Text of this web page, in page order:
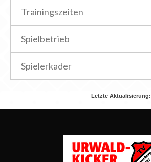
Trainingszeiten
Spielbetrieb
Spielerkader
Letzte Aktualisierung: